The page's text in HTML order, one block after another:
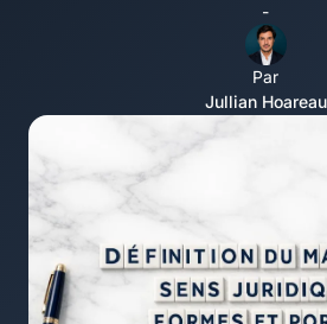
-
Par
Jullian Hoareau